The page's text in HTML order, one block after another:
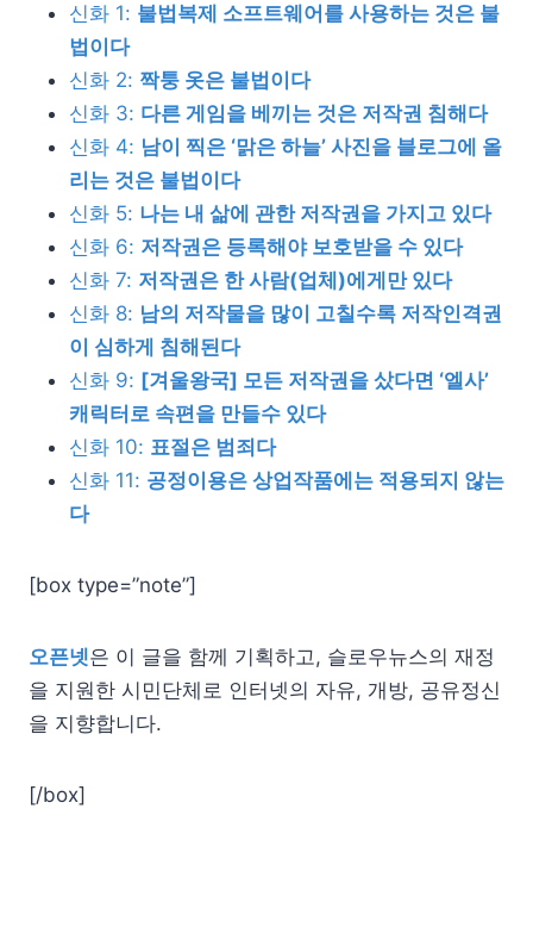
신화 1: 불법복제 소프트웨어를 사용하는 것은 불
법이다
신화 2: 짝퉁 옷은 불법이다
신화 3: 다른 게임을 베끼는 것은 저작권 침해다
신화 4: 남이 찍은 ‘맑은 하늘’ 사진을 블로그에 올
리는 것은 불법이다
신화 5: 나는 내 삶에 관한 저작권을 가지고 있다
신화 6: 저작권은 등록해야 보호받을 수 있다
신화 7: 저작권은 한 사람(업체)에게만 있다
신화 8: 남의 저작물을 많이 고칠수록 저작인격권
이 심하게 침해된다
신화 9: [겨울왕국] 모든 저작권을 샀다면 ‘엘사’
캐릭터로 속편을 만들수 있다
신화 10: 표절은 범죄다
신화 11: 공정이용은 상업작품에는 적용되지 않는
다
[box type=”note”]
오픈넷은 이 글을 함께 기획하고, 슬로우뉴스의 재정
을 지원한 시민단체로 인터 넷의 자유, 개방, 공유정신
을 지향합니다.
[/box]